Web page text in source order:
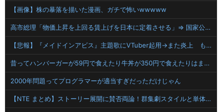
【画像】株の暴落を描いた漫画、ガチで怖いwwwww
高市総理「物価上昇を上回る賃上げを日本に定着させる」⇒ 国家公務員月給3.51％増へ
【悲報】『メイドインアビス』主題歌にVTuber起用→また炎上 もう何回目だよ…
昔ってハンバーガーが59円で食えたり牛丼が350円で食えたりはま寿司が1皿70円で食えたりして良かったよな
2000年問題ってプログラマーが適当すぎだっただけじゃん
【NTE まとめ】ストーリー展開に賛否両論！群集劇スタイルと単体エピソードの評価を巡るスレ民の議論